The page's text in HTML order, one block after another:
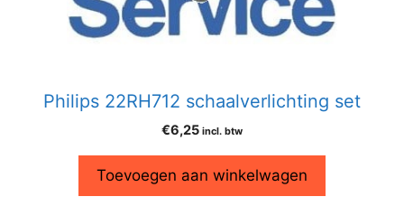
Philips 22RH712 schaalverlichting set
€6,25 incl. btw
Toevoegen aan winkelwagen